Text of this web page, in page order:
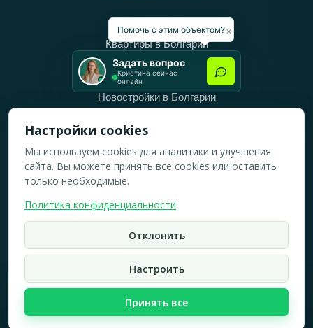
Категории
Квартиры в Болгарии
Дома в Болгарии
Новостройки в Болгарии
Вторичное жильё в Болгарии
Рабочее время
ПН-ПТ: 10:00 — 18:00
ВС: Выходной
2019-2026 © Все права защищены.
Политика конфидициальности
Карта сайта
×
Помочь с этим объектом?
Задать вопрос
Кристина сейчас
онлайн
Кристина Верейская
Брокер по недвижимости
быстрый ответ
☏
Настройки cookies
Мы используем cookies для аналитики и улучшения
сайта. Вы можете принять все cookies или оставить
только необходимые.
Политика конфиденциальности
Отклонить
Настроить
Принять все